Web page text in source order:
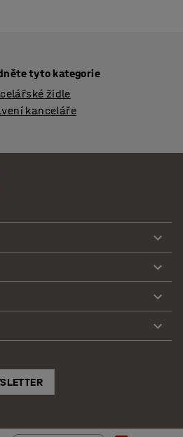
tyto kategorie
židle
kanceláře